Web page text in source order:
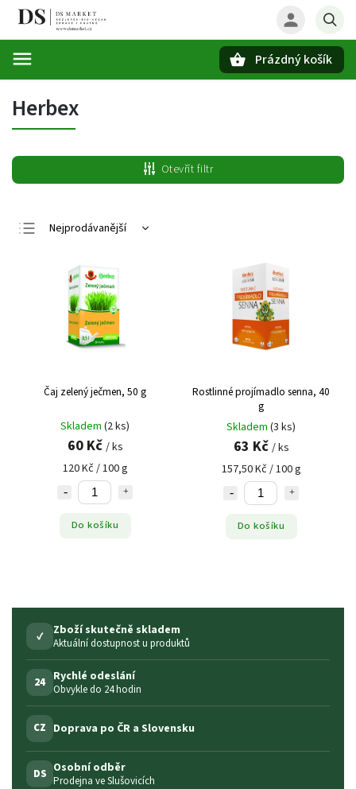
Prázdný košík
Herbex
Otevřít filtr
Nejprodávanější
Nejdražší
Abecedně
Čaj zelený ječmen, 50 g
Skladem (2 ks)
60 Kč / ks
120 Kč / 100 g
Do košíku
Rostlinné projímadlo senna, 40
g
Skladem (3 ks)
63 Kč / ks
157,50 Kč / 100 g
Do košíku
✓ Zboží skutečně skladem
Aktuální dostupnost u produktů
24 Rychlé odeslání
Obvykle do 24 hodin
CZ Doprava po ČR a Slovensku
DS Osobní odběr
Prodejna ve Slušovicích